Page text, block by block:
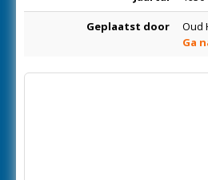
Geplaatst door
Oud
Ga